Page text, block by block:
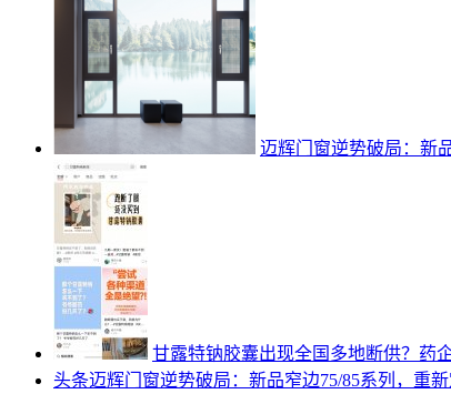
迈辉门窗逆势破局：新
甘露特钠胶囊出现全国多地断供？药
头条迈辉门窗逆势破局：新品窄边75/85系列，重